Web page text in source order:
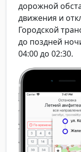
дорожной
движения и
Городской
до поздней
04:00 до 02:30.